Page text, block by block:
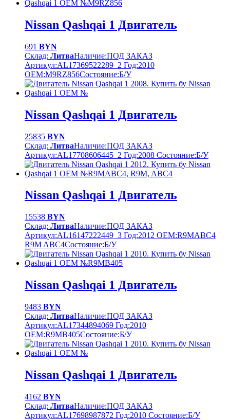
Nissan Qashqai 1 Двигатель
691 BYN
Склад: ЛитваНаличие:ПОД ЗАКАЗ
Артикул:AL17369522289_2 Год:2010
OEM:M9RZ856Cостояние:Б/У
Nissan Qashqai 1 Двигатель
25835 BYN
Склад: ЛитваНаличие:ПОД ЗАКАЗ
Артикул:AL17708606445_2 Год:2008 Cостояние:Б/У
Nissan Qashqai 1 Двигатель
15538 BYN
Склад: ЛитваНаличие:ПОД ЗАКАЗ
Артикул:AL16147222449_3 Год:2012 OEM:R9MABC4
R9M ABC4Cостояние:Б/У
Nissan Qashqai 1 Двигатель
9483 BYN
Склад: ЛитваНаличие:ПОД ЗАКАЗ
Артикул:AL17344894069 Год:2010
OEM:R9MB405Cостояние:Б/У
Nissan Qashqai 1 Двигатель
4162 BYN
Склад: ЛитваНаличие:ПОД ЗАКАЗ
Артикул:AL17698987872 Год:2010 Cостояние:Б/У